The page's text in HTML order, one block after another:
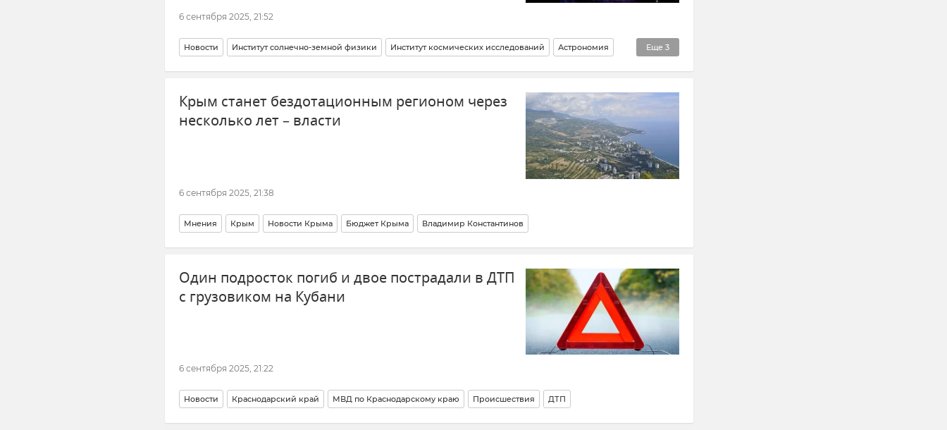
6 сентября 2025, 21:52
Еще 3
Новости Институт солнечно-земной физики Институт космических исследований Астрономия
Солнце Земля Магнитные бури
Крым станет бездотационным регионом через
несколько лет – власти
6 сентября 2025, 21:38
Мнения Крым Новости Крыма Бюджет Крыма Владимир Константинов
Один подросток погиб и двое пострадали в ДТП
с грузовиком на Кубани
6 сентября 2025, 21:22
Новости Краснодарский край МВД по Краснодарскому краю Происшествия ДТП